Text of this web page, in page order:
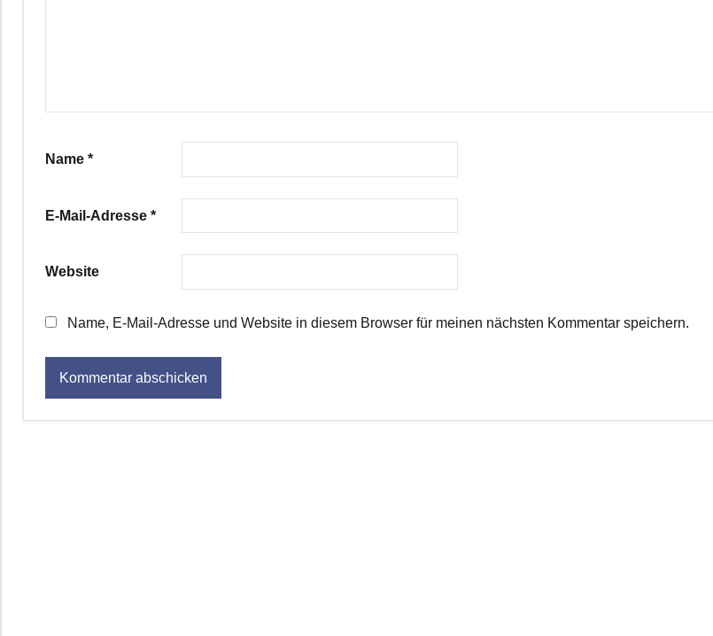
Name *
E-Mail-Adresse *
Website
Name, E-Mail-Adresse und Website in diesem Browser für meinen nächsten Kommentar speichern.